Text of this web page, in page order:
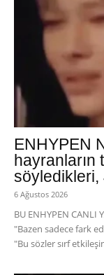
ENHYPEN
hayranların
söyledikleri,
6 Ağustos 2026
BU ENHYPEN CANLI
"Bazen sadece fark
"Bu sözler sırf